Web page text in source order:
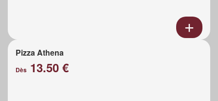
Pizza Athena
Dès 13.50 €